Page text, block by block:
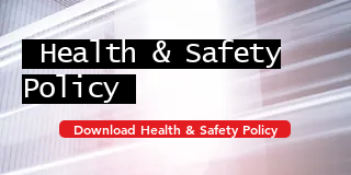
Health & Safety
Policy
Download Health & Safety Policy